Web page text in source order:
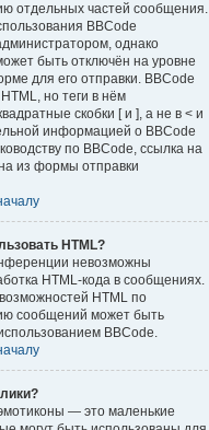
отдельных частей сообщения.
BBCode
однако
быть отключён на уровне
для его отправки. BBCode
но теги в нём
скобки [ и ], а не в < и
информацией о BBCode
по BBCode, ссылка на
из формы отправки
HTML?
невозможны
HTML-кода в сообщениях.
HTML по
сообщений может быть
BBCode.
— это маленькие